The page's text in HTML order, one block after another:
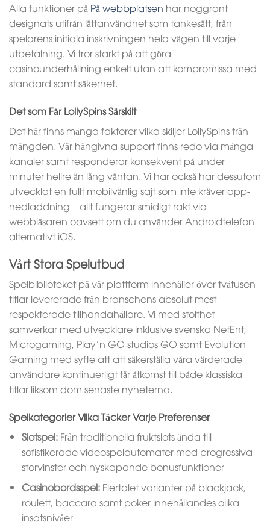
Alla funktioner på På webbplatsen har noggrant
designats utifrån lättanvändhet som tankesätt, från
spelarens initiala inskrivningen hela vägen till varje
utbetalning. Vi tror starkt på att göra
casinounderhållning enkelt utan att kompromissa med
standard samt säkerhet.
Det som Får LollySpins Särskilt
Det här finns många faktorer vilka skiljer LollySpins från
mängden. Vår hängivna support finns redo via många
kanaler samt responderar konsekvent på under
minuter hellre än lång väntan. Vi har också har dessutom
utvecklat en fullt mobilvänlig sajt som inte kräver app-
nedladdning – allt fungerar smidigt rakt via
webbläsaren oavsett om du använder Androidtelefon
alternativt iOS.
Vårt Stora Spelutbud
Spelbiblioteket på vår plattform innehåller över tvåtusen
titlar levererade från branschens absolut mest
respekterade tillhandahållare. Vi med stolthet
samverkar med utvecklare inklusive svenska NetEnt,
Microgaming, Play’n GO studios GO samt Evolution
Gaming med syfte att att säkerställa våra värderade
användare kontinuerligt får åtkomst till både klassiska
titlar liksom dom senaste nyheterna.
Spelkategorier Vilka Täcker Varje Preferenser
Slotspel:Från traditionella fruktslots ända till
sofistikerade videospelautomater med progressiva
storvinster och nyskapande bonusfunktioner
Casinobordsspel:Flertalet varianter på blackjack,
roulett, baccara samt poker innehållandes olika
insatsnivåer